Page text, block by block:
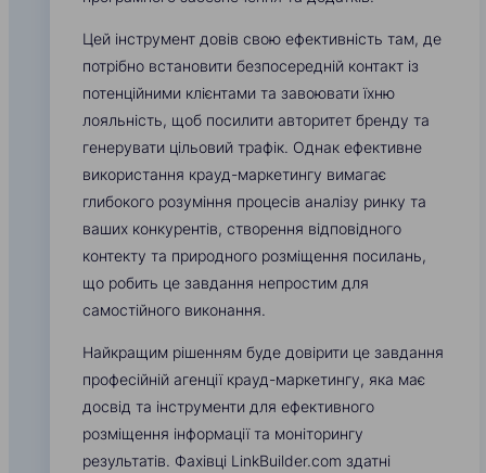
Цей інструмент довів свою ефективність там, де
потрібно встановити безпосередній контакт із
потенційними клієнтами та завоювати їхню
лояльність, щоб посилити авторитет бренду та
генерувати цільовий трафік. Однак ефективне
використання крауд-маркетингу вимагає
глибокого розуміння процесів аналізу ринку та
ваших конкурентів, створення відповідного
контекту та природного розміщення посилань,
що робить це завдання непростим для
самостійного виконання.
Найкращим рішенням буде довірити це завдання
професійній агенції крауд-маркетингу, яка має
досвід та інструменти для ефективного
розміщення інформації та моніторингу
результатів. Фахівці LinkBuilder.com здатні